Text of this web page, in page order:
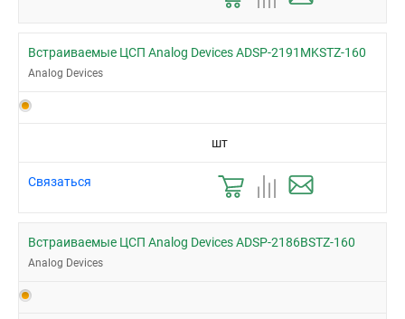
Встраиваемые ЦСП Analog Devices ADSP-2191MKSTZ-160
Analog Devices
шт
Связаться
Встраиваемые ЦСП Analog Devices ADSP-2186BSTZ-160
Analog Devices